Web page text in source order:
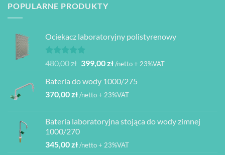
POPULARNE PRODUKTY
Ociekacz laboratoryjny polistyrenowy
Oceniono
na 5
480,00zł Pierwotna
wynosiła:
480,00 zł.
399,00złAktualna
wynosi:
399,00 zł.
/netto + 23%VAT
Bateria do wody 1000/275
370,00zł/netto + 23%VAT
Bateria laboratoryjna stojąca do wody zimnej
1000/270
345,00zł/netto + 23%VAT